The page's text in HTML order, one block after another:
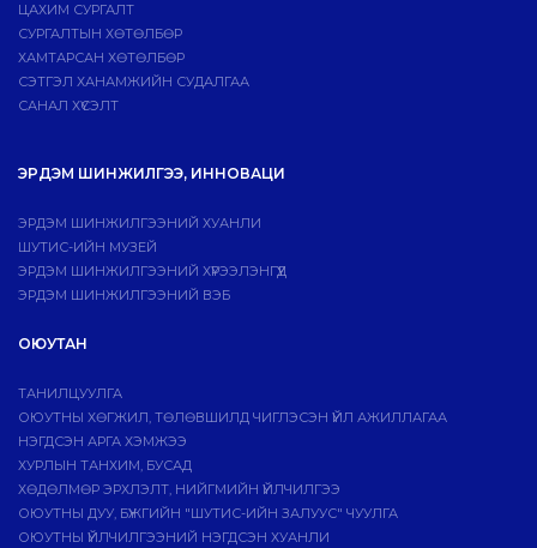
ЦАХИМ СУРГАЛТ
СУРГАЛТЫН ХӨТӨЛБӨР
ХАМТАРСАН ХӨТӨЛБӨР
СЭТГЭЛ ХАНАМЖИЙН СУДАЛГАА
САНАЛ ХҮСЭЛТ
ЭРДЭМ ШИНЖИЛГЭЭ, ИННОВАЦИ
ЭРДЭМ ШИНЖИЛГЭЭНИЙ ХУАНЛИ
ШУТИС-ИЙН МУЗЕЙ
ЭРДЭМ ШИНЖИЛГЭЭНИЙ ХҮРЭЭЛЭНГҮҮД
ЭРДЭМ ШИНЖИЛГЭЭНИЙ ВЭБ
ОЮУТАН
ТАНИЛЦУУЛГА
ОЮУТНЫ ХӨГЖИЛ, ТӨЛӨВШИЛД ЧИГЛЭСЭН ҮЙЛ АЖИЛЛАГАА
НЭГДСЭН АРГА ХЭМЖЭЭ
ХУРЛЫН ТАНХИМ, БУСАД
ХӨДӨЛМӨР ЭРХЛЭЛТ, НИЙГМИЙН ҮЙЛЧИЛГЭЭ
ОЮУТНЫ ДУУ, БҮЖГИЙН "ШУТИС-ИЙН ЗАЛУУС" ЧУУЛГА
ОЮУТНЫ ҮЙЛЧИЛГЭЭНИЙ НЭГДСЭН ХУАНЛИ